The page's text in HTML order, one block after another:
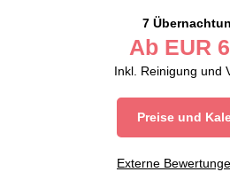
7
Ab EUR
Inkl. Reinigung und
Preise und
Externe